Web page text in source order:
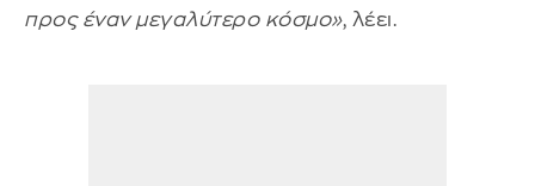
προς έναν μεγαλύτερο κόσμο», λέει.